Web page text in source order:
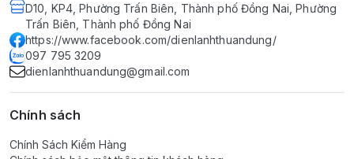
D10, KP4, Phường Trấn Biên, Thành phố Đồng Nai, Phường
Trấn Biên, Thành phố Đồng Nai
https://www.facebook.com/dienlanhthuandung/
097 795 3209
dienlanhthuandung@gmail.com
Chính sách
Chính Sách Kiểm Hàng